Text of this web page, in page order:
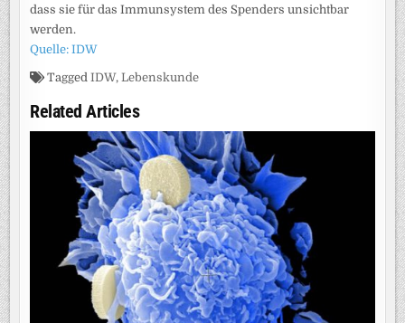
dass sie für das Immunsystem des Spenders unsichtbar
werden.
Quelle: IDW
TaggedIDW,Lebenskunde
Related Articles